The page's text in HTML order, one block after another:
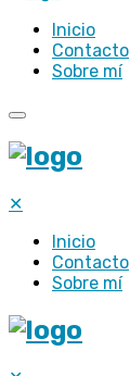
Inicio
Contacto
Sobre mí
✕
Inicio
Contacto
Sobre mí